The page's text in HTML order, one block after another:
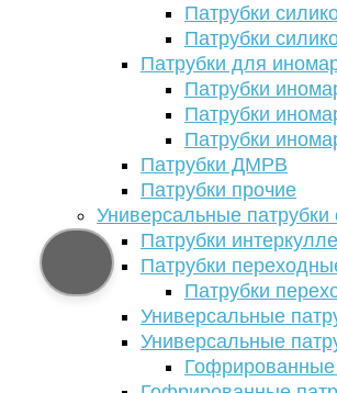
Патрубки
Патрубки
Патрубки для
Патрубки
Патрубки
Патрубки
Патрубки ДМРВ
Патрубки прочие
Универсальные патрубки
Патрубки
Патрубки
Патрубки
Универсальные
Универсальные
Гофрированные